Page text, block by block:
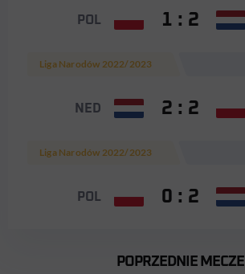
POL 1 : 2
Liga Narodów 2022/2023
NED 2 : 2
Liga Narodów 2022/2023
POL 0 : 2
POPRZEDNIE MECZE